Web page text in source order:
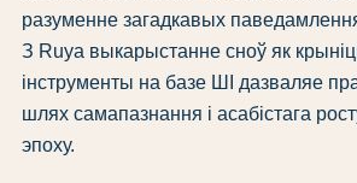
разуменне загадкавых
З Ruya выкарыстанне сноў як
інструменты на базе ШІ дазваляе
шлях самапазнання і асабістага
эпоху.